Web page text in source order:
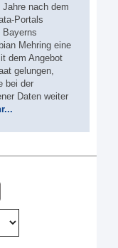
nach dem
Portals
Bayerns
Mehring eine
dem Angebot
gelungen,
bei der
Daten weiter